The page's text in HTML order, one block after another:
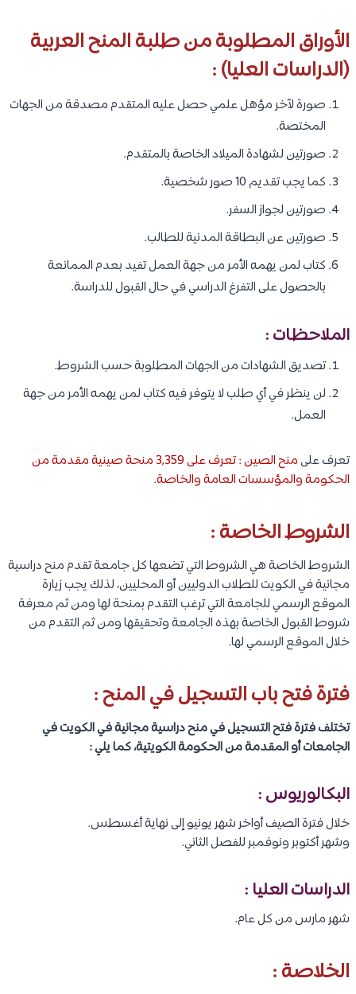
الأوراق المطلوبة من طلبة المنح العربية
(الدراسات العليا) :
صورة لآخر مؤهل علمي حصل عليه المتقدم مصدقة من الجهات
المختصة.
صورتين لشهادة الميلاد الخاصة بالمتقدم.
كما يجب تقديم 10 صور شخصية.
صورتين لجواز السفر.
صورتين عن البطاقة المدنية للطالب.
كتاب لمن يهمه الأمر من جهة العمل تفيد بعدم الممانعة
بالحصول على التفرغ الدراسي في حال القبول للدراسة.
الملاحظات :
تصديق الشهادات من الجهات المطلوبة حسب الشروط.
لن ينظر في أي طلب لا يتوفر فيه كتاب لمن يهمه الأمر من جهة
العمل.
تعرف على
منح الصين : تعرف على 3,359 منحة صينية مقدمة من
الحكومة والمؤسسات العامة والخاصة.
الشروط الخاصة :
الشروط الخاصة هي الشروط التي تضعها كل جامعة تقدم منح دراسية
مجانية في الكويت للطلاب الدوليين أو المحليين، لذلك يجب زيارة
الموقع الرسمي للجامعة التي ترغب التقدم بمنحة لها ومن ثم معرفة
شروط القبول الخاصة بهذه الجامعة وتحقيقها ومن ثم التقدم من
خلال الموقع الرسمي لها.
فترة فتح باب التسجيل في المنح :
تختلف فترة فتح التسجيل في منح دراسية مجانية في الكويت في
الجامعات أو المقدمة من الحكومة الكويتية، كما يلي :
البكالوريوس :
خلال فترة الصيف أواخر شهر يونيو إلى نهاية أغسطس.
وشهر أكتوبر ونوفمبر للفصل الثاني.
الدراسات العليا :
شهر مارس من كل عام.
الخلاصة :